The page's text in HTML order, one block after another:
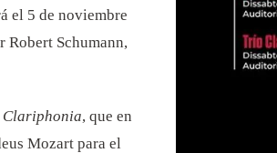
el 5 de noviembre
Robert Schumann,
Clariphonia, que en
Mozart para el